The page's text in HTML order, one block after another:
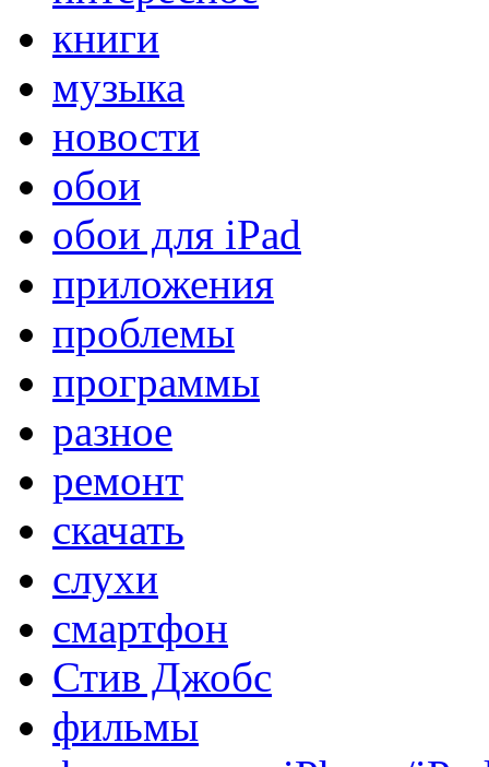
книги
музыка
новости
обои
обои для iPad
приложения
проблемы
программы
разное
ремонт
скачать
слухи
смартфон
Стив Джобс
фильмы